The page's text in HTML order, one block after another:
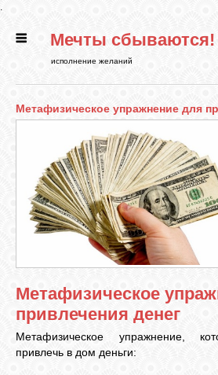
.
ГЛАВНАЯ
БИБЛИОТЕКА
КАРТИНКИ
ГАДАНИЯ
Мечты сбываются!
исполнение желаний
Метафизическое упражнение для
Метафизическое
привлечения денег
Метафизическое упражнение,
привлечь в дом деньги: